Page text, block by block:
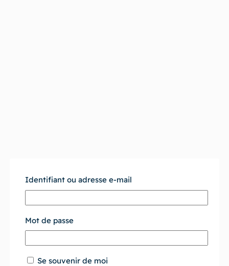
Identifiant ou adresse e-mail
Mot de passe
Se souvenir de moi